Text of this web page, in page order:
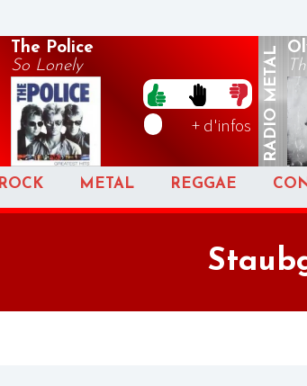
The Police
So Lonely
+ d'infos RADIO
METAL
ROCK METAL REGGAE